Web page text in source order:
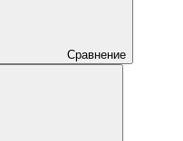
Сравнение